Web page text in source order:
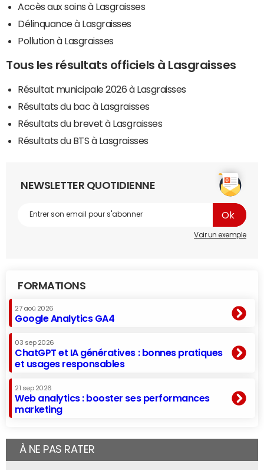
Accès aux soins à Lasgraisses
Délinquance à Lasgraisses
Pollution à Lasgraisses
Tous les résultats officiels à Lasgraisses
Résultat municipale 2026 à Lasgraisses
Résultats du bac à Lasgraisses
Résultats du brevet à Lasgraisses
Résultats du BTS à Lasgraisses
NEWSLETTER QUOTIDIENNE
Voir un exemple
FORMATIONS
27 aoû 2026
Google Analytics GA4
03 sep 2026
ChatGPT et IA génératives : bonnes pratiques
et usages responsables
21 sep 2026
Web analytics : booster ses performances
marketing
À NE PAS RATER